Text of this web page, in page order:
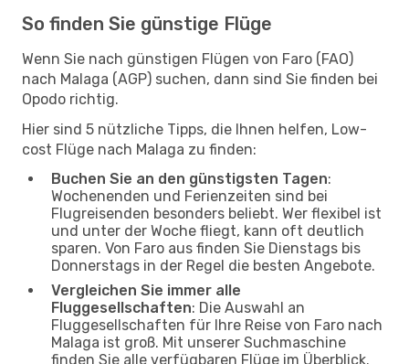
So finden Sie günstige Flüge
Wenn Sie nach günstigen Flügen von Faro (FAO)
nach Malaga (AGP) suchen, dann sind Sie finden bei
Opodo richtig.
Hier sind 5 nützliche Tipps, die Ihnen helfen, Low-
cost Flüge nach Malaga zu finden:
Buchen Sie an den günstigsten Tagen:
Wochenenden und Ferienzeiten sind bei
Flugreisenden besonders beliebt. Wer flexibel ist
und unter der Woche fliegt, kann oft deutlich
sparen. Von Faro aus finden Sie Dienstags bis
Donnerstags in der Regel die besten Angebote.
Vergleichen Sie immer alle
Fluggesellschaften: Die Auswahl an
Fluggesellschaften für Ihre Reise von Faro nach
Malaga ist groß. Mit unserer Suchmaschine
finden Sie alle verfügbaren Flüge im Überblick.